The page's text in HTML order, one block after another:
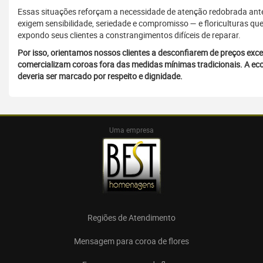
Essas situações reforçam a necessidade de atenção redobrada
exigem sensibilidade, seriedade e compromisso — e floriculturas
expondo seus clientes a constrangimentos difíceis de reparar.
Por isso, orientamos nossos clientes a desconfiarem de preços
comercializam coroas fora das medidas mínimas tradicionais. A
deveria ser marcado por respeito e dignidade.
Uma empresa
Regiões de Atendimento
Mensagem para coroa de flores